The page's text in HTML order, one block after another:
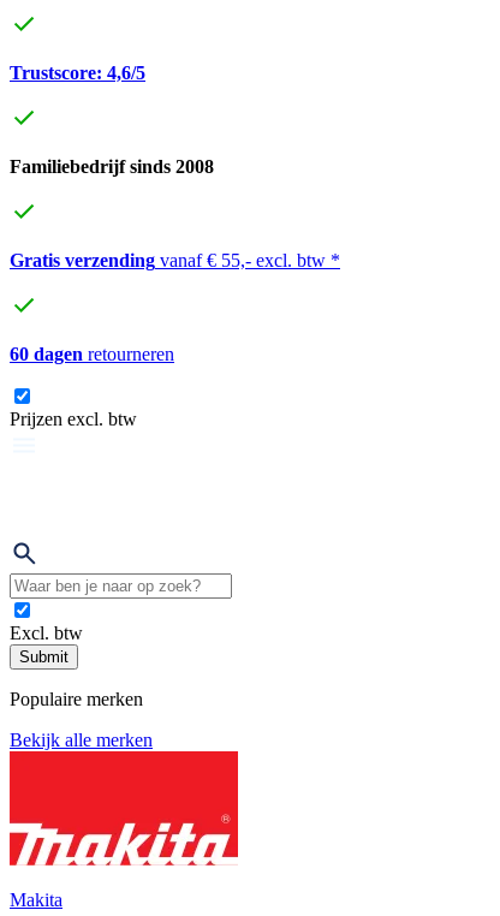
Trustscore: 4,6/5
Familiebedrijf sinds 2008
Gratis verzending vanaf € 55,- excl. btw *
60 dagen retourneren
Prijzen excl. btw
Excl. btw
Submit
Populaire merken
Bekijk alle merken
Makita